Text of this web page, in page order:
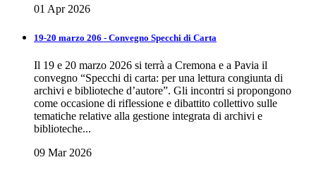
01 Apr 2026
19-20 marzo 206 - Convegno Specchi di Carta
Il 19 e 20 marzo 2026 si terrà a Cremona e a Pavia il
convegno “Specchi di carta: per una lettura congiunta di
archivi e biblioteche d’autore”. Gli incontri si propongono
come occasione di riflessione e dibattito collettivo sulle
tematiche relative alla gestione integrata di archivi e
biblioteche...
09 Mar 2026